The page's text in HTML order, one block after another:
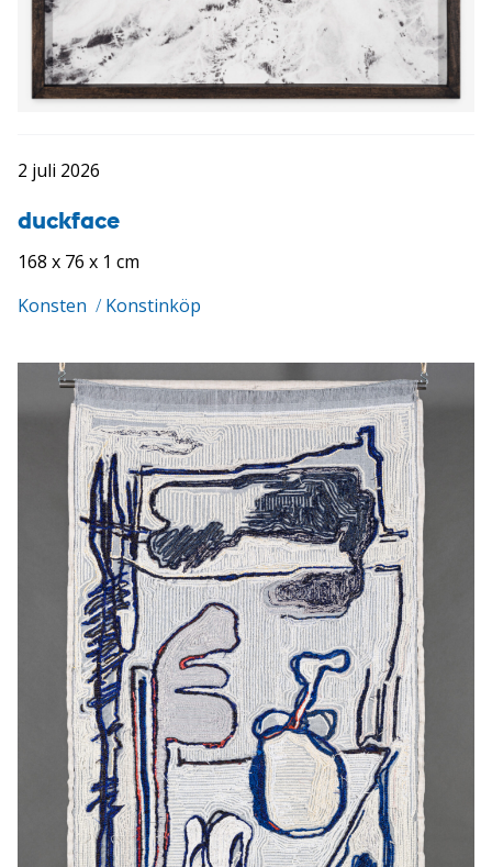
2 juli 2026
duckface
168 x 76 x 1 cm
Konsten / Konstinköp